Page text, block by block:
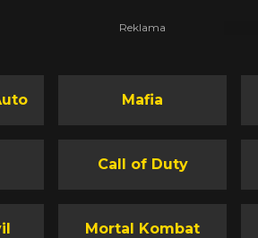
Mafia
Call of Duty
Mortal Kombat